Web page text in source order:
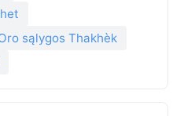
sąlygos Thakhèk